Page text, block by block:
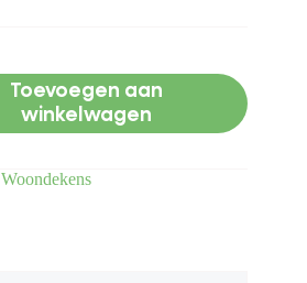
Toevoegen aan
winkelwagen
Woondekens